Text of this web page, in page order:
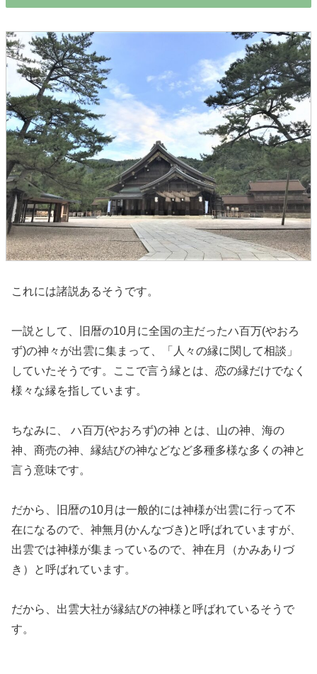
これには諸説あるそうです。
一説として、旧暦の10月に全国の主だったハ百万(やおろ
ず)の神々が出雲に集まって、「人々の縁に関して相談」
していたそうです。ここで言う縁とは、恋の縁だけでなく
様々な縁を指しています。
ちなみに、 ハ百万(やおろず)の神 とは、山の神、海の
神、商売の神、縁結びの神などなど多種多様な多くの神と
言う意味です。
だから、旧暦の10月は一般的には神様が出雲に行って不
在になるので、神無月(かんなづき)と呼ばれていますが、
出雲では神様が集まっているので、神在月（かみありづ
き）と呼ばれています。
だから、出雲大社が縁結びの神様と呼ばれているそうで
す。